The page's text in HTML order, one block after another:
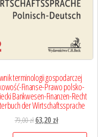
terminologii gospodarczej
Finanse-Prawo polsko-
Bankwesen-Finanzen-Recht
der Wirtschaftssprache
79,00złPierwotna
cena
63,20 złAktualna
cena